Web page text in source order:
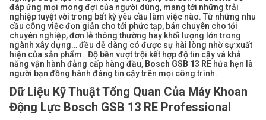
đáp ứng mọi mong đợi của người dùng, mang tới những trải
nghiệp tuyệt vời trong bất kỳ yêu cầu làm việc nào. Từ những nhu
cầu công việc đơn giản cho tới phức tạp, bán chuyên cho tới
chuyên nghiệp, đơn lẻ thông thường hay khối lượng lớn trong
ngành xây dựng… đều dễ dàng có được sự hài lòng nhờ sự xuất
hiện của sản phẩm. Độ bền vượt trội kết hợp độ tin cậy và khả
năng vận hành đẳng cấp hàng đầu, Bosch GSB 13 RE hứa hẹn là
người bạn đồng hành đáng tin cậy trên mọi công trình.
Dữ Liệu Kỹ Thuật Tổng Quan Của Máy Khoan
Động Lực Bosch GSB 13 RE Professional